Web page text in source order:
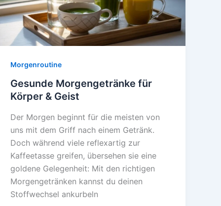
Morgenroutine
Gesunde Morgengetränke für
Körper & Geist
Der Morgen beginnt für die meisten von
uns mit dem Griff nach einem Getränk.
Doch während viele reflexartig zur
Kaffeetasse greifen, übersehen sie eine
goldene Gelegenheit: Mit den richtigen
Morgengetränken kannst du deinen
Stoffwechsel ankurbeln